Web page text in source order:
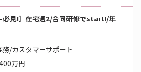
-必見!】在宅週2/合同研修でstart!/年
務/カスタマーサポート
万円